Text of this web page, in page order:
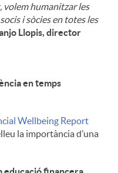
volem humanitzar les
i sòcies en totes les
Llopis, director
en temps
Wellbeing Report
la importància d’una